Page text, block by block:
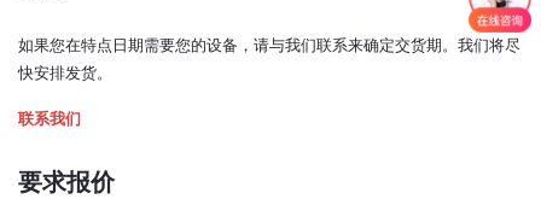
光束垂直度：
< 5 分钟
如果您在特点日期需要您的设备，请与我们联系来确定交货期。我们将尽
快安排发货。
联系我们
要求报价